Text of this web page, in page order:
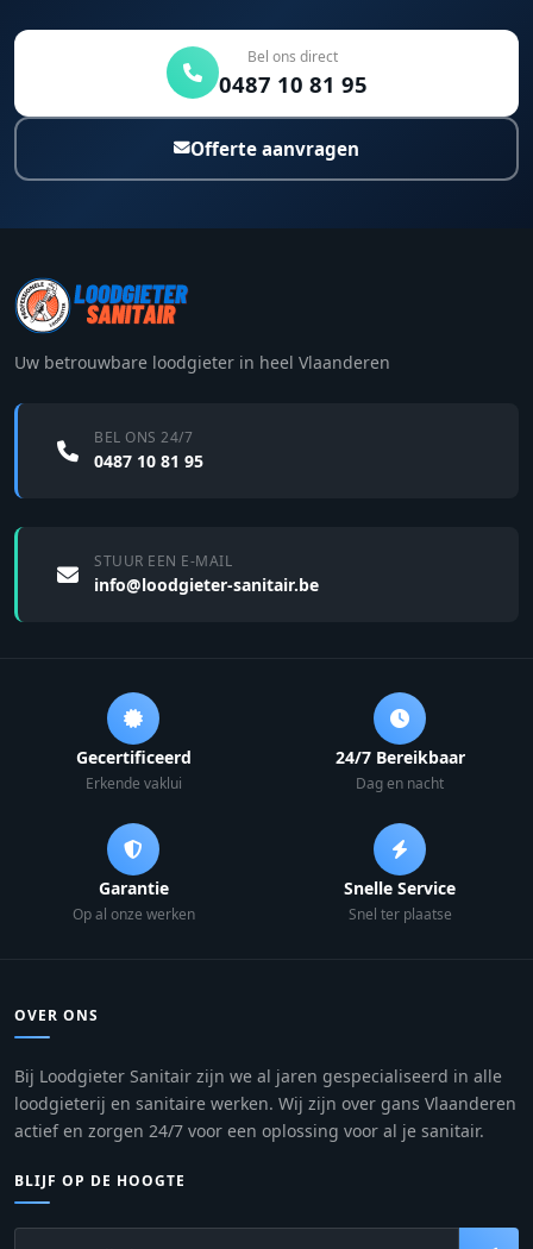
Bel ons direct
0487 10 81 95
Offerte aanvragen
Uw betrouwbare loodgieter in heel Vlaanderen
BEL ONS 24/7
0487 10 81 95
STUUR EEN E-MAIL
info@loodgieter-sanitair.be
Gecertificeerd
Erkende vaklui
24/7 Bereikbaar
Dag en nacht
Garantie
Op al onze werken
Snelle Service
Snel ter plaatse
OVER ONS
Bij Loodgieter Sanitair zijn we al jaren gespecialiseerd in alle
loodgieterij en sanitaire werken. Wij zijn over gans Vlaanderen
actief en zorgen 24/7 voor een oplossing voor al je sanitair.
BLIJF OP DE HOOGTE